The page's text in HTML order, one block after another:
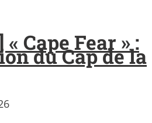
Cape Fear » :
du Cap de la